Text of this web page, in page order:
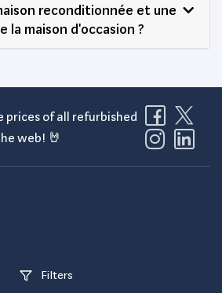
Filters
reconditionnée et une
la maison d'occasion ?
prices of all refurbished
web! 🤘